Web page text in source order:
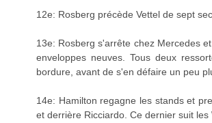
12e: Rosberg précède Vettel de sept
13e: Rosberg s'arrête chez Mercedes
enveloppes neuves. Tous deux
bordure, avant de s'en défaire un peu
14e: Hamilton regagne les stands et
et derrière Ricciardo. Ce dernier suit